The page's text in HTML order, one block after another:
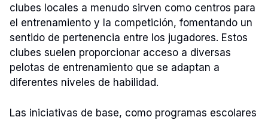
clubes locales a menudo sirven como centros para
el entrenamiento y la competición, fomentando un
sentido de pertenencia entre los jugadores. Estos
clubes suelen proporcionar acceso a diversas
pelotas de entrenamiento que se adaptan a
diferentes niveles de habilidad.
Las iniciativas de base, como programas escolares